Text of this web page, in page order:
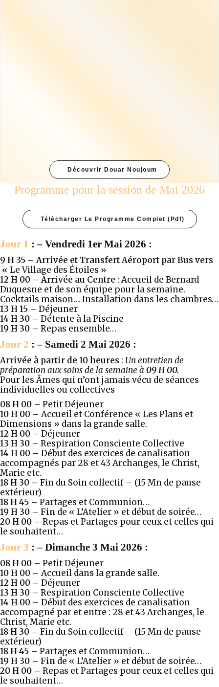
Découvrir Douar Noujoum
Programme pour la session de Mai 2026
Télécharger Le Programme Complet (pdf)
Jour 1 : – Vendredi 1er Mai 2026 :
9 H 35 – Arrivée etTransfert Aéroport par Busvers
« Le Village des Étoiles »
12 H 00 – Arrivée au Centre : Accueil de Bernard
Duquesne et de son équipe pour la semaine.
Cocktails maison… Installation dans les chambres…
13 H 15 – Déjeuner
14 H 30 – Détente à la Piscine
19 H 30 – Repas ensemble…
Jour 2 : – Samedi 2 Mai 2026 :
Arrivée à partir de 10 heures : Un entretien de
préparation aux soins de la semaine à 09 H 00.
Pour les Âmes qui n’ont jamais vécu de séances
individuelles ou collectives
08 H 00 – Petit Déjeuner
10 H 00 – Accueil et Conférence « Les Plans et
Dimensions » dans la grande salle.
12 H 00 – Déjeuner
13 H 30 – Respiration Consciente Collective
14 H 00 – Début des exercices de canalisation
accompagnés par 28 et 43 Archanges, le Christ,
Marie etc.
18 H 30 – Fin du Soin collectif – (15 Mn de pause
extérieur)
18 H 45 – Partages et Communion…
19 H 30 – Fin de « L’Atelier » et début de soirée…
20 H 00 – Repas et Partages pour ceux et celles qui
le souhaitent…
Jour 3 : – Dimanche 3 Mai 2026 :
08 H 00 – Petit Déjeuner
10 H 00 – Accueil dans la grande salle.
12 H 00 – Déjeuner
13 H 30 – Respiration Consciente Collective
14 H 00 – Début des exercices de canalisation
accompagné par et entre : 28 et 43 Archanges, le
Christ, Marie etc.
18 H 30 – Fin du Soin collectif – (15 Mn de pause
extérieur)
18 H 45 – Partages et Communion…
19 H 30 – Fin de « L’Atelier » et début de soirée…
20 H 00 – Repas et Partages pour ceux et celles qui
le souhaitent…